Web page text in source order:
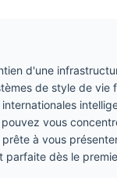
d'une
de style de
vous
à vous
dès le